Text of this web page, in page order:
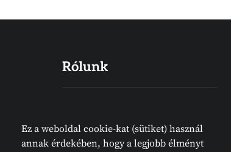
Rólunk
Igéje, amelyet emberek írtak
ugyan, de nem emberektől jön.
Ez a weboldal cookie-kat (sütiket) használ
annak érdekében, hogy a legjobb élményt